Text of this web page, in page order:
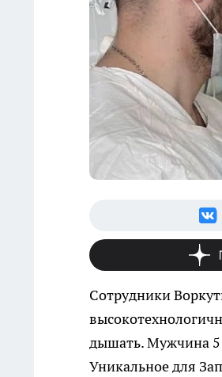
Сотрудники
дышать. Мужчина 5
Уникальное для